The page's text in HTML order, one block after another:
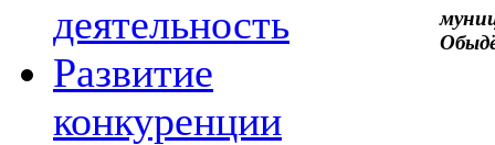
деятельность
Развитие
конкуренции